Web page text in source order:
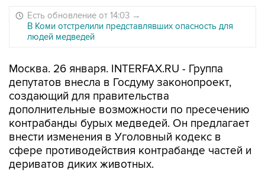
Есть обновление от 14:03 →
В Коми отстрелили представлявших опасность для
людей медведей
Москва. 26 января. INTERFAX.RU - Группа
депутатов внесла в Госдуму законопроект,
создающий для правительства
дополнительные возможности по пресечению
контрабанды бурых медведей. Он предлагает
внести изменения в Уголовный кодекс в
сфере противодействия контрабанде частей и
дериватов диких животных.